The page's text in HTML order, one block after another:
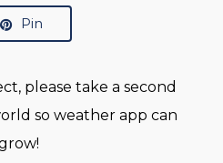
Pin
please take a second
so weather app can